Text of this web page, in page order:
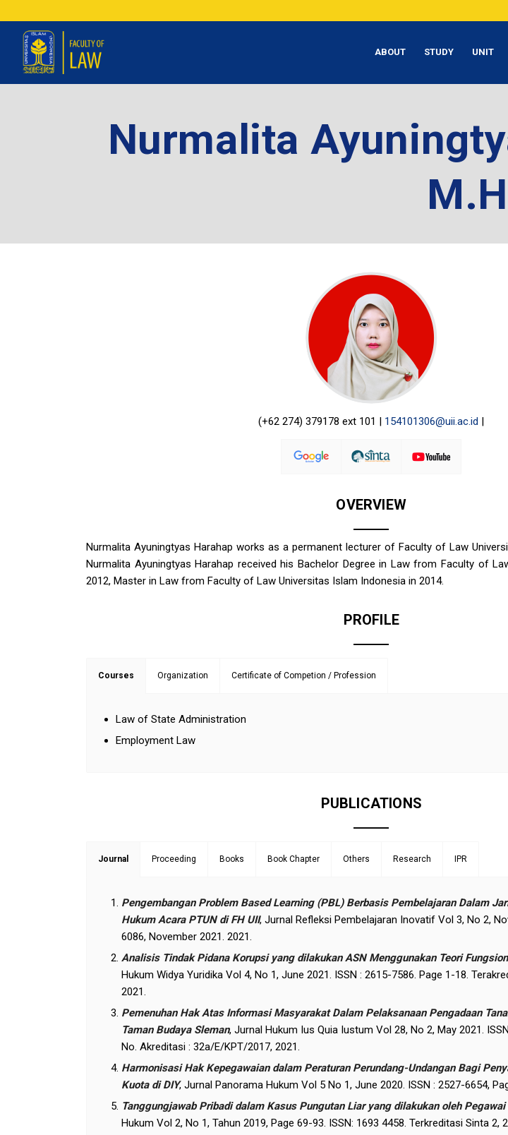
ABOUT STUDY UNIT
Nurmalita
(+62 274) 379178 ext 101 | 154101306@uii.ac.id |
OVERVIEW
Nurmalita Ayuningtyas Harahap works as a permanent lecturer of Faculty of Law
Nurmalita Ayuningtyas Harahap received his Bachelor Degree in Law from Faculty of
2012, Master in Law from Faculty of Law Universitas Islam Indonesia in 2014.
PROFILE
Courses Organization Certificate of Competion / Profession
Law of State Administration
Employment Law
PUBLICATIONS
Journal Proceeding Books Book Chapter Others Research IPR
Pengembangan Problem Based Learning (PBL) Berbasis Pembelajaran Dalam
Hukum Acara PTUN di FH UII, Jurnal Refleksi Pembelajaran Inovatif Vol 3, No 2,
6086, November 2021. 2021.
Analisis Tindak Pidana Korupsi yang dilakukan ASN Menggunakan Teori
Hukum Widya Yuridika Vol 4, No 1, June 2021. ISSN : 2615-7586. Page 1-18.
2021.
Pemenuhan Hak Atas Informasi Masyarakat Dalam Pelaksanaan Pengadaan
Taman Budaya Sleman, Jurnal Hukum Ius Quia Iustum Vol 28, No 2, May 2021.
No. Akreditasi : 32a/E/KPT/2017, 2021.
Harmonisasi Hak Kepegawaian dalam Peraturan Perundang-Undangan Bagi
Kuota di DIY, Jurnal Panorama Hukum Vol 5 No 1, June 2020. ISSN : 2527-6654,
Tanggungjawab Pribadi dalam Kasus Pungutan Liar yang dilakukan oleh
Hukum Vol 2, No 1, Tahun 2019, Page 69-93. ISSN: 1693 4458. Terkreditasi Sinta 2,